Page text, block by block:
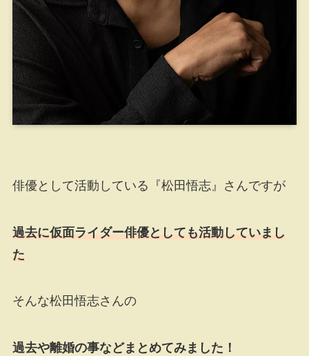
俳優として活動している『松田悟志』さんですが
過去に仮面ライダー俳優としても活動していまし
た
そんな松田悟志さんの
過去や離婚の事などまとめてみました！